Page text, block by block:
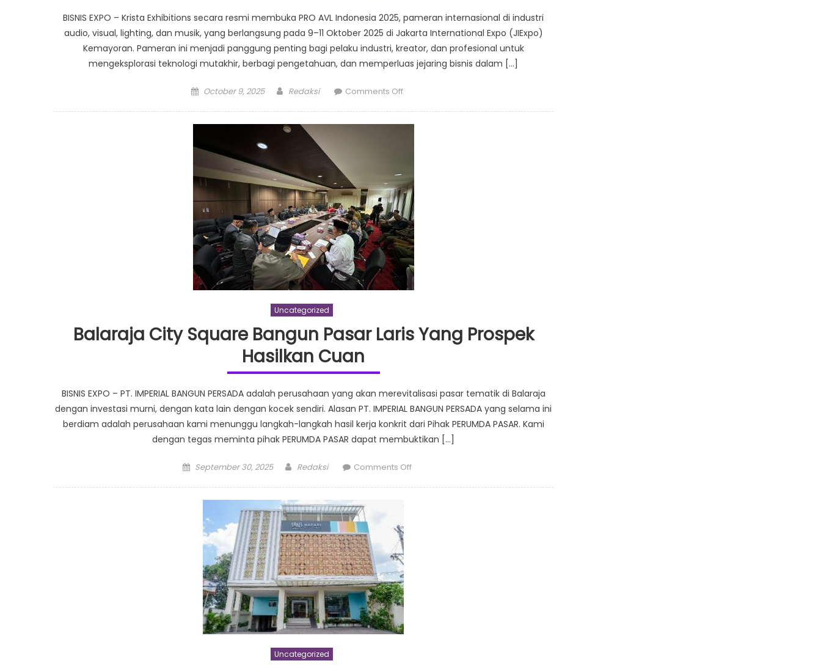
BISNIS EXPO – Krista Exhibitions secara resmi membuka PRO AVL Indonesia 2025, pameran internasional di industri
audio, visual, lighting, dan musik, yang berlangsung pada 9–11 Oktober 2025 di Jakarta International Expo (JIExpo)
Kemayoran. Pameran ini menjadi panggung penting bagi pelaku industri, kreator, dan profesional untuk
mengeksplorasi teknologi mutakhir, berbagi pengetahuan, dan memperluas jejaring bisnis dalam […]
Posted
October 9, 2025 Author
Redaksi Comments Offon
dan
Inovasi
Terkini
Industri
Audio-
Visual
Uncategorized
Balaraja City Square Bangun Pasar Laris Yang Prospek
Hasilkan Cuan
BISNIS EXPO – PT. IMPERIAL BANGUN PERSADA adalah perusahaan yang akan merevitalisasi pasar tematik di Balaraja
dengan investasi murni, dengan kata lain dengan kocek sendiri. Alasan PT. IMPERIAL BANGUN PERSADA yang selama ini
berdiam adalah perusahaan kami menunggu langkah-langkah hasil kerja konkrit dari Pihak PERUMDA PASAR. Kami
dengan tegas meminta pihak PERUMDA PASAR dapat membuktikan […]
Posted
September 30, 2025 Author
Redaksi Comments Offon
Uncategorized